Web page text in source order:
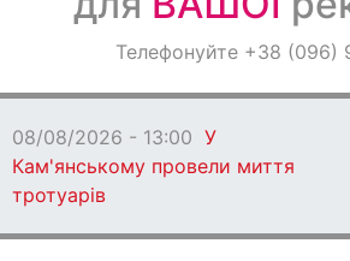
ОголошенняТелефонуйте +38 (096)
08/08/2026 - 13:00 У
Кам'янському провели миття
тротуарів